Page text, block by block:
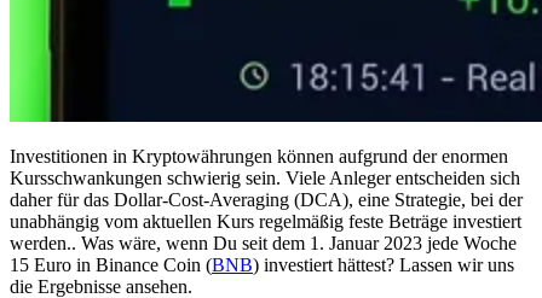
Investitionen in Kryptowährungen können aufgrund der enormen
Kursschwankungen schwierig sein. Viele Anleger entscheiden sich
daher für das Dollar-Cost-Averaging (DCA), eine Strategie, bei der
unabhängig vom aktuellen Kurs regelmäßig feste Beträge investiert
werden.. Was wäre, wenn Du seit dem 1. Januar 2023 jede Woche
15 Euro in Binance Coin (BNB) investiert hättest? Lassen wir uns
die Ergebnisse ansehen.